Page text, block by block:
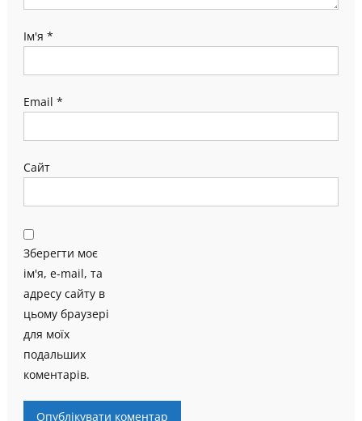
Ім'я *
Email *
Сайт
Зберегти моє
ім'я, e-mail, та
адресу сайту в
цьому браузері
для моїх
подальших
коментарів.